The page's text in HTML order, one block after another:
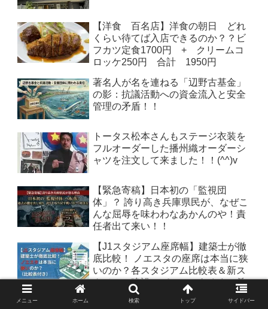
【洋食 百名店】洋食の朝日 どれ
くらい待てば入店できるのか？？ビ
フカツ定食1700円 + クリームコ
ロッケ250円 合計 1950円
著名人が名を連ねる「辺野古基金」
の影：抗議活動への資金流入と安全
管理の矛盾！！
トータス松本さんもステージ衣装を
フルオーダーした播州織オーダーシ
ャツを注文して来ました！！(^^)v
【緊急寄稿】日本初の「監視団
体」？ 誇り高き兵庫県民が、なぜこ
んな屈辱を味わわなあかんのや！責
任者出て来い！！
【J1スタジアム座席幅】建築士が徹
底比較！ ノエスタの座席は本当に狭
いのか？各スタジアム比較表＆新ス
タジアム建設のパース（あくまで希
メニュー ホーム 検索 トップ サイドバー